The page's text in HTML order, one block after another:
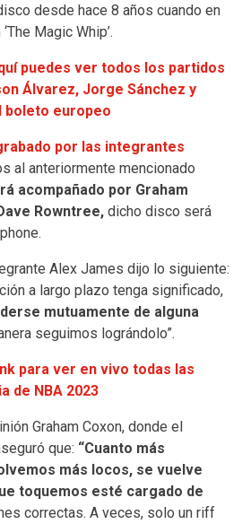
desde hace 8 años cuando en
Magic Whip’.
puedes ver todos los partidos
Álvarez, Jorge Sánchez y
boleto europeo
por las integrantes
al anteriormente mencionado
acompañado por Graham
Rowntree, dicho disco será
Alex James dijo lo siguiente:
a largo plazo tenga significado,
mutuamente de alguna
seguimos lográndolo”.
para ver en vivo todas las
de NBA 2023
Graham Coxon, donde el
que: “Cuanto más
más locos, se vuelve
toquemos esté cargado de
correctas. A veces, solo un riff